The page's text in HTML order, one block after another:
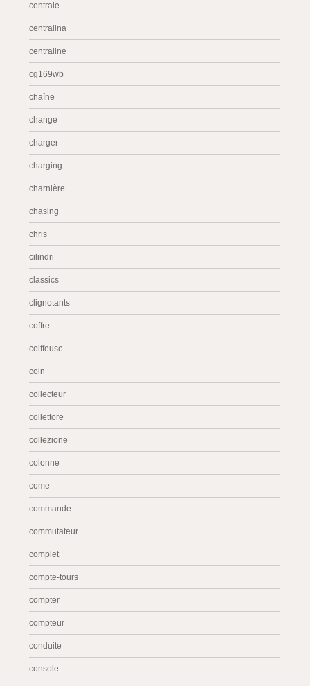
centrale
centralina
centraline
cg169wb
chaîne
change
charger
charging
charnière
chasing
chris
cilindri
classics
clignotants
coffre
coiffeuse
coin
collecteur
collettore
collezione
colonne
come
commande
commutateur
complet
compte-tours
compter
compteur
conduite
console